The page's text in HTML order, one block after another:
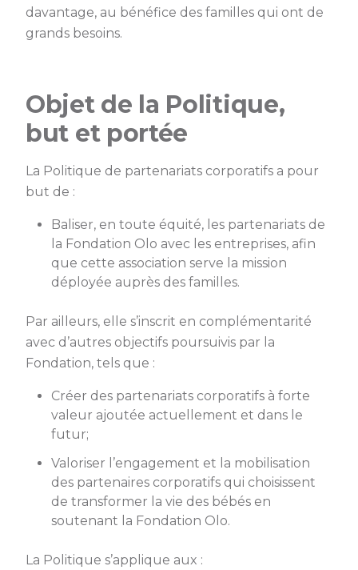
davantage, au bénéfice des familles qui ont de
grands besoins.
Objet de la Politique,
but et portée
La Politique de partenariats corporatifs a pour
but de :
Baliser, en toute équité, les partenariats de
la Fondation Olo avec les entreprises, afin
que cette association serve la mission
déployée auprès des familles.
Par ailleurs, elle s’inscrit en complémentarité
avec d’autres objectifs poursuivis par la
Fondation, tels que :
Créer des partenariats corporatifs à forte
valeur ajoutée actuellement et dans le
futur;
Valoriser l’engagement et la mobilisation
des partenaires corporatifs qui choisissent
de transformer la vie des bébés en
soutenant la Fondation Olo.
La Politique s’applique aux :